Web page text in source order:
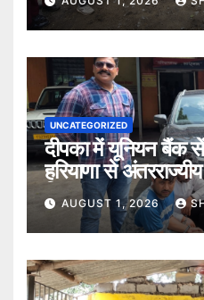
UNCATEGORIZED
दीपका में यूनियन बैंक
हरियाणा से
गिरफ्तार।
AUGUST 1, 2026